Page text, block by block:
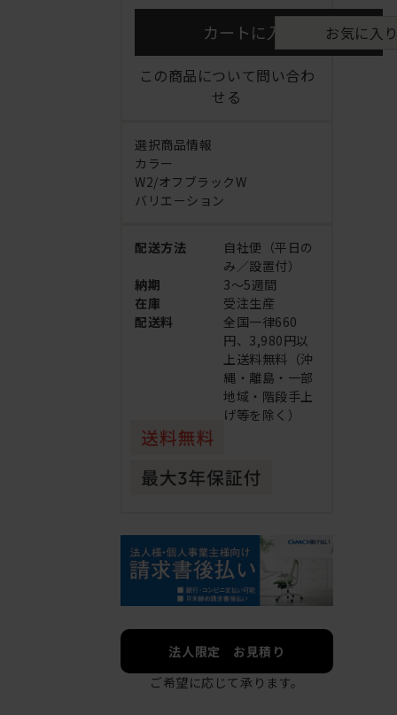
カートに入れる お気に入
この商品について問い合わ
せる
選択商品情報
カラー
W2/オフブラックW
バリエーション
配送方法
自社便（平日の
み／設置付）
納期
3～5週間
在庫
受注生産
配送料
全国一律660
円、3,980円以
上送料無料（沖
縄・離島・一部
地域・階段手上
げ等を除く）
法人限定 お見積り
ご希望に応じて承ります。